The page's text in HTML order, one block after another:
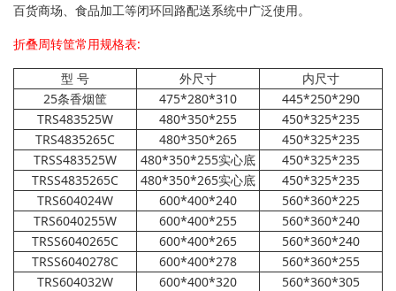
百货商场、食品加工等闭环回路配送系统中广泛使用。
折叠周转筐常用规格表:
型 号 外尺寸
内尺寸
25条香烟筐
475*280*310
445*250*290
TRS483525W
480*350*255
450*325*235
TRS4835265C
480*350*265
450*325*235
TRSS483525W
480*350*255实心底
450*325*235
TRSS4835265C
480*350*265实心底
450*325*235
TRS604024W
600*400*240
560*360*225
TRS6040255W
600*400*255
560*360*240
TRSS6040265C
600*400*265
560*360*240
TRSS6040278C
600*400*278
560*360*255
TRS604032W
600*400*320
560*360*305